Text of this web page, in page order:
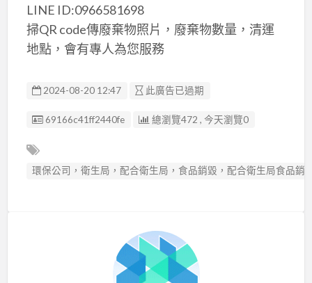
LINE ID:0966581698
掃QR code傳廢棄物照片，廢棄物數量，清運
地點，會有專人為您服務
2024-08-20 12:47 此廣告已過期
廣告编號
69166c41ff2440fe 總瀏覽472 , 今天瀏覽0
環保公司，衛生局，配合衛生局，食品銷毀，配合衛生局食品銷